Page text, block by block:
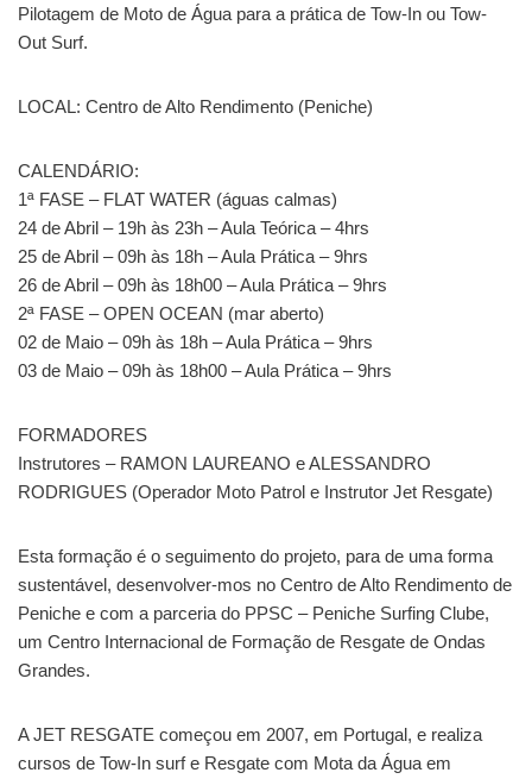
Pilotagem de Moto de Água para a prática de Tow-In ou Tow-
Out Surf.
LOCAL: Centro de Alto Rendimento (Peniche)
CALENDÁRIO:
1ª FASE – FLAT WATER (águas calmas)
24 de Abril – 19h às 23h – Aula Teórica – 4hrs
25 de Abril – 09h às 18h – Aula Prática – 9hrs
26 de Abril – 09h às 18h00 – Aula Prática – 9hrs
2ª FASE – OPEN OCEAN (mar aberto)
02 de Maio – 09h às 18h – Aula Prática – 9hrs
03 de Maio – 09h às 18h00 – Aula Prática – 9hrs
FORMADORES
Instrutores – RAMON LAUREANO e ALESSANDRO
RODRIGUES (Operador Moto Patrol e Instrutor Jet Resgate)
Esta formação é o seguimento do projeto, para de uma forma
sustentável, desenvolver-mos no Centro de Alto Rendimento de
Peniche e com a parceria do PPSC – Peniche Surfing Clube,
um Centro Internacional de Formação de Resgate de Ondas
Grandes.
A JET RESGATE começou em 2007, em Portugal, e realiza
cursos de Tow-In surf e Resgate com Mota da Água em